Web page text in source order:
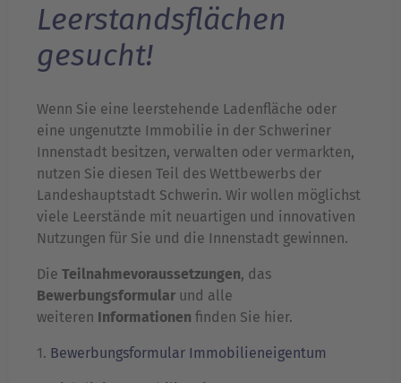
Leerstandsflächen
gesucht!
Wenn Sie eine leerstehende Ladenfläche oder
eine ungenutzte Immobilie in der Schweriner
Innenstadt besitzen, verwalten oder vermarkten,
nutzen Sie diesen Teil des Wettbewerbs der
Landeshauptstadt Schwerin. Wir wollen möglichst
viele Leerstände mit neuartigen und innovativen
Nutzungen für Sie und die Innenstadt gewinnen.
Die Teilnahmevoraussetzungen, das
Bewerbungsformular und alle
weiteren Informationen finden Sie hier.
1. Bewerbungsformular Immobilieneigentum